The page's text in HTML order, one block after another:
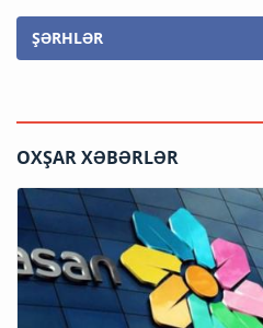
ŞƏRHLƏR
OXŞAR XƏBƏRLƏR